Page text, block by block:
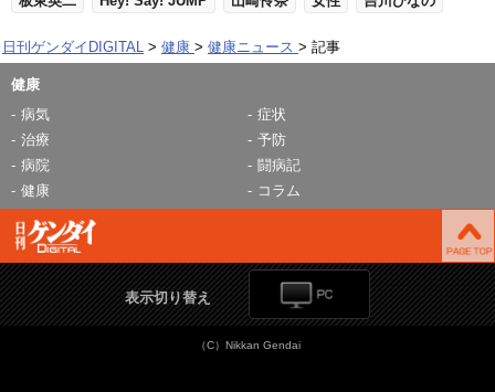
日刊ゲンダイDIGITAL 健康 健康ニュース 記事
健康
病気
症状
治療
予防
病院
闘病記
健康
コラム
表示切り替え
（C）Nikkan Gendai